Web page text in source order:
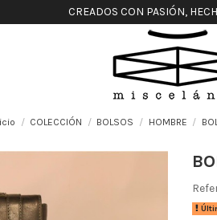
CREADOS CON PASIÓN,
COLECCIÓN BOLSOS HOMBRE